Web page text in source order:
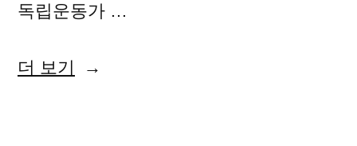
독립운동가 …
더 보기 “2018